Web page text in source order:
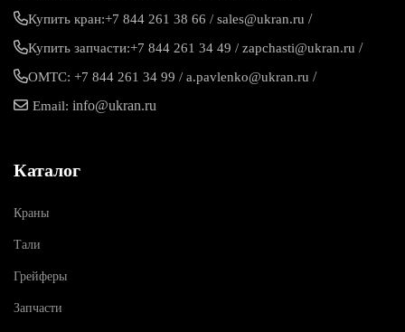
Купить кран:+7 844 261 38 66 / sales@ukran.ru /
Купить запчасти:+7 844 261 34 49 / zapchasti@ukran.ru /
ОМТС: +7 844 261 34 99 / a.pavlenko@ukran.ru /
Email: info@ukran.ru
Каталог
Краны
Тали
Грейферы
Запчасти